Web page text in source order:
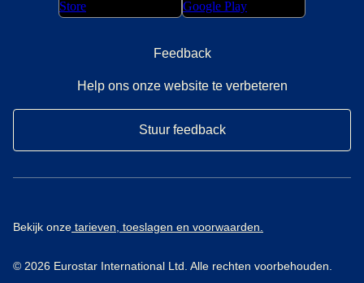
Feedback
Help ons onze website te verbeteren
Stuur feedback
Bekijk onze tarieven, toeslagen en voorwaarden.
© 2026 Eurostar International Ltd. Alle rechten voorbehouden.